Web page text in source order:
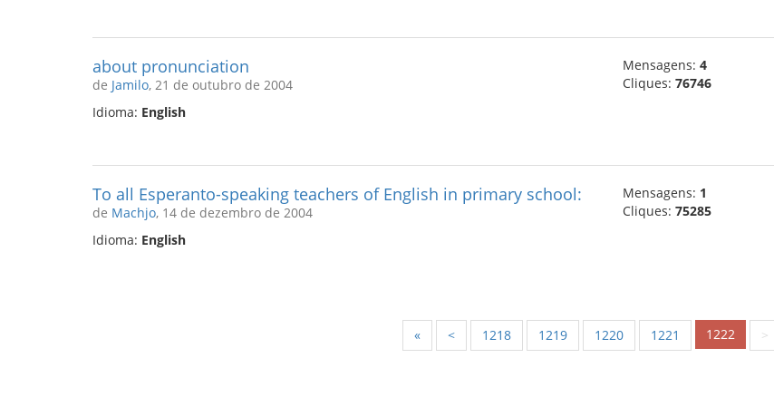
about pronunciation
de Jamilo, 21 de outubro de 2004
Idioma: English
Mensagens: 4
Cliques: 76746
To all Esperanto-speaking teachers of English in primary school:
de Machjo, 14 de dezembro de 2004
Idioma: English
Mensagens: 1
Cliques: 75285
« < 1218 1219 1220 1221 1222 >